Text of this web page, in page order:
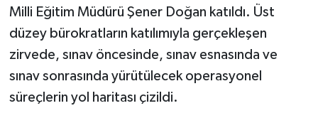
Milli Eğitim Müdürü Şener Doğan katıldı. Üst
düzey bürokratların katılımıyla gerçekleşen
zirvede, sınav öncesinde, sınav esnasında ve
sınav sonrasında yürütülecek operasyonel
süreçlerin yol haritası çizildi.